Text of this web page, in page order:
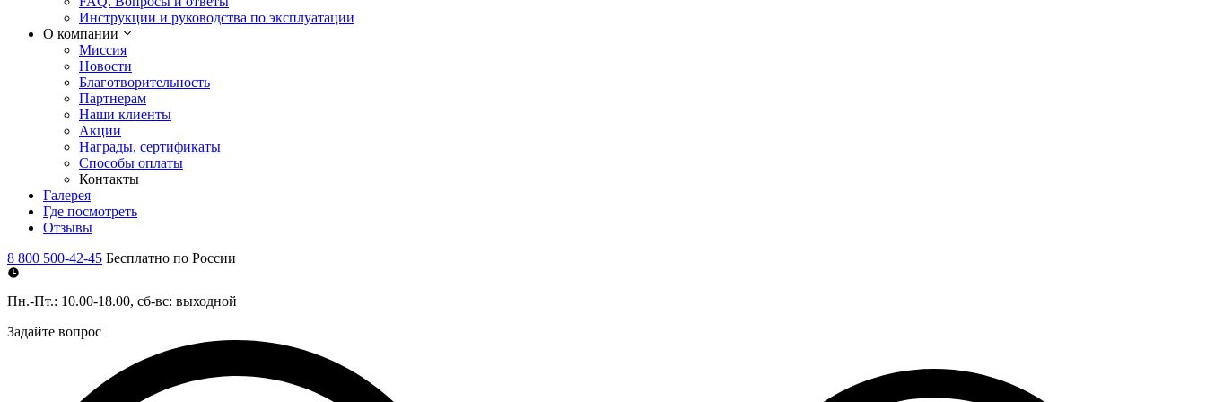
Инструкции и руководства по эксплуатации
О компании
Миссия
Новости
Благотворительность
Партнерам
Наши клиенты
Акции
Награды, сертификаты
Способы оплаты
Контакты
Галерея
Где посмотреть
Отзывы
8 800 500-42-45 Бесплатно по России
Пн.-Пт.: 10.00-18.00, сб-вс: выходной
Задайте вопрос